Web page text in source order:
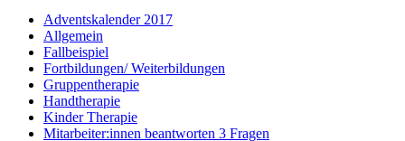
Adventskalender 2017
Allgemein
Fallbeispiel
Fortbildungen/ Weiterbildungen
Gruppentherapie
Handtherapie
Kinder Therapie
Mitarbeiter:innen beantworten 3 Fragen